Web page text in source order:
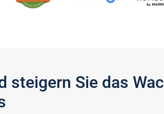
steigern Sie das